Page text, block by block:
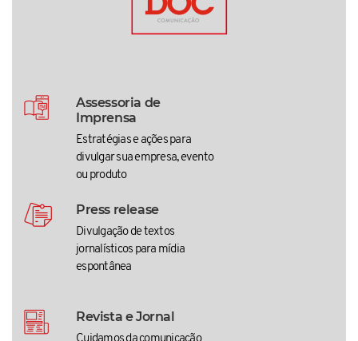
Assessoria de
Imprensa
Estratégias e ações para
divulgar sua empresa, evento
ou produto
Press release
Divulgação de textos
jornalísticos para mídia
espontânea
Revista e Jornal